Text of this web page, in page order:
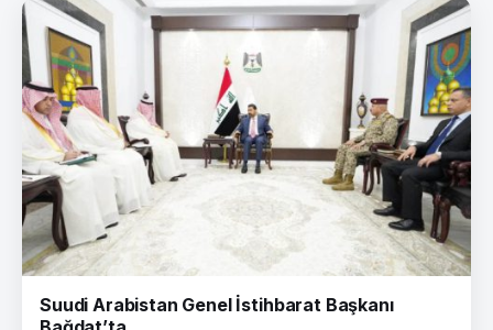
Suudi Arabistan Genel İstihbarat Başkanı